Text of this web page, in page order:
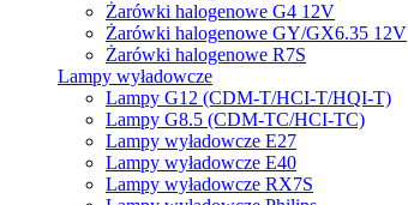
Żarówki halogenowe G4 12V
Żarówki halogenowe GY/GX6.35 12V
Żarówki halogenowe R7S
Lampy wyładowcze
Lampy G12 (CDM-T/HCI-T/HQI-T)
Lampy G8.5 (CDM-TC/HCI-TC)
Lampy wyładowcze E27
Lampy wyładowcze E40
Lampy wyładowcze RX7S